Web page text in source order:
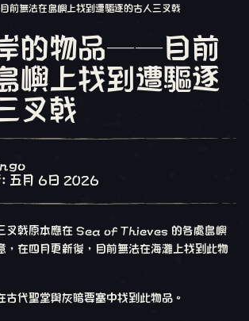
前無法在島嶼上找到遭驅逐的古人三叉戟
的物品——目前
嶼上找到遭驅逐
叉戟
: 五月 6日 2026
叉戟原本應在 Sea of Thieves 的各處島嶼
，在四月更新後，目前無法在海灘上找到此物
古代聖堂與灰暗要塞中找到此物品。